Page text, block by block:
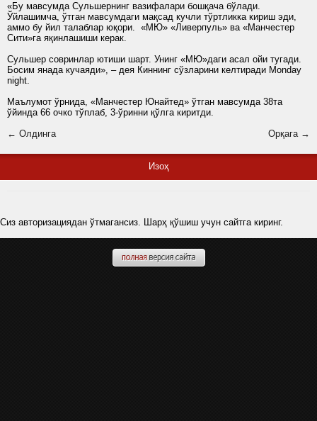
«Бу мавсумда Сульшернинг вазифалари бошқача бўлади.
Ўйлашимча, ўтган мавсумдаги мақсад кучли тўртликка кириш эди,
аммо бу йил талаблар юқори. «МЮ» «Ливерпуль» ва «Манчестер
Сити»га яқинлашиши керак.
Сульшер совринлар ютиши шарт. Унинг «МЮ»даги асал ойи тугади.
Босим янада кучаяди», – дея Киннинг сўзларини келтиради Monday
night.
Маълумот ўрнида, «Манчестер Юнайтед» ўтган мавсумда 38та
ўйинда 66 очко тўплаб, 3-ўринни қўлга киритди.
← Олдинга
Орқага →
Изоҳ
Сиз авторизациядан ўтмагансиз. Шарҳ қўшиш учун сайтга киринг.